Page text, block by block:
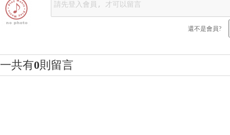
還不是會員?
一共有0則留言